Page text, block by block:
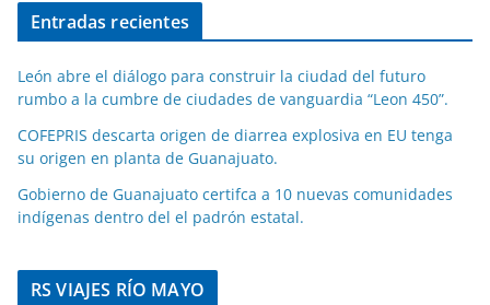
Entradas recientes
León abre el diálogo para construir la ciudad del futuro
rumbo a la cumbre de ciudades de vanguardia “Leon 450”.
COFEPRIS descarta origen de diarrea explosiva en EU tenga
su origen en planta de Guanajuato.
Gobierno de Guanajuato certifca a 10 nuevas comunidades
indígenas dentro del el padrón estatal.
RS VIAJES RÍO MAYO